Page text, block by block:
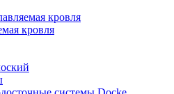
кровля
кровля